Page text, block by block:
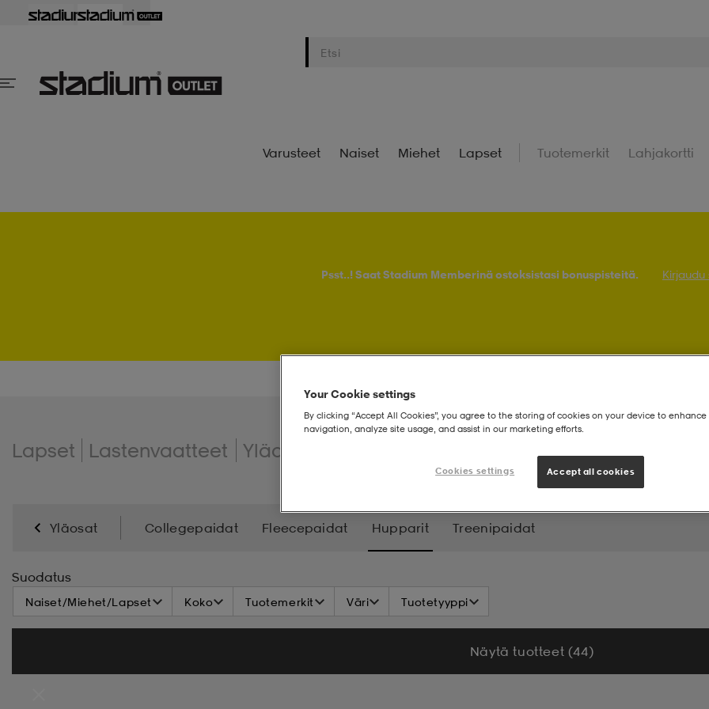
Varusteet Naiset Miehet Lapset Tuotemerkit Lahjakortti
Psst..! Saat Stadium Memberinä ostoksistasi bonuspisteitä. Kirjaudu
Lapset Lastenvaatteet Yläosat
Yläosat Collegepaidat Fleecepaidat Hupparit Treenipaidat
Suodatus
Naiset/Miehet/Lapset Koko Tuotemerkit Väri Tuotetyyppi
Näytä tuotteet (44)
Your Cookie settings
By clicking “Accept All Cookies”, you agree to the storing of cookies on your device to enhance
navigation, analyze site usage, and assist in our marketing efforts.
Cookies settings Accept all cookies